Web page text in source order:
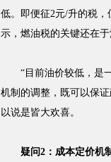
低。即便征2元/升的税
示，燃油税的关键还在于
“目前油价较低，是一
机制的调整，既可以保
以说是皆大欢喜。
疑问2：成本定价机